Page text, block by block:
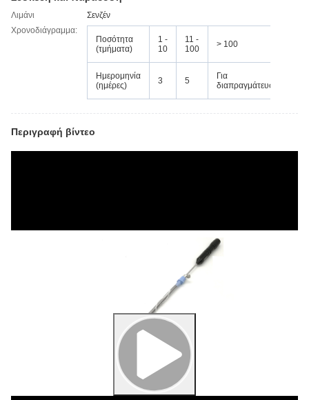
Λιμάνι
Σενζέν
Χρονοδιάγραμμα:
Ποσότητα
(τμήματα)
1 -
10
11 -
100
> 100
Ημερομηνία
(ημέρες)
3 5
Για
διαπραγμάτευση
Περιγραφή βίντεο